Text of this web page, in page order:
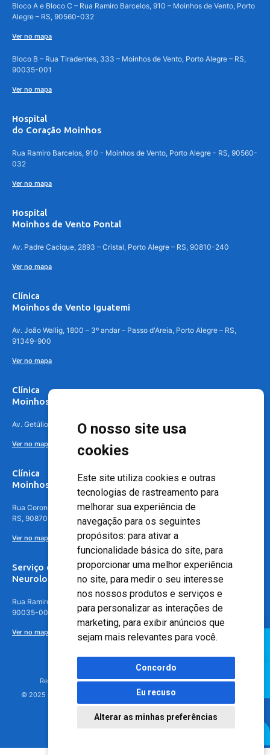
O nosso site usa
cookies
Este site utiliza cookies e outras
tecnologias de rastreamento para
melhorar sua experiência de
navegação para os seguintes
propósitos: para ativar a
funcionalidade básica do site, para
proporcionar uma melhor experiência
no site, para medir o seu interesse
nos nossos produtos e serviços e
para personalizar as interações de
marketing, para exibir anúncios que
sejam mais relevantes para você.
Concordo
Eu recuso
Alterar as minhas preferências
Bloco A e Bloco C – Rua Ramiro Barcelos, 910 – Moinhos de Vento, Porto
Alegre – RS, 90560-032
Ver no mapa
Bloco B – Rua Tiradentes, 333 – Moinhos de Vento, Porto Alegre – RS,
90035-001
Ver no mapa
Hospital
do Coração Moinhos
Rua Ramiro Barcelos, 910 - Moinhos de Vento, Porto Alegre - RS, 90560-
032
Ver no mapa
Hospital
Moinhos de Vento Pontal
Av. Padre Cacique, 2893 – Cristal, Porto Alegre – RS, 90810-240
Ver no mapa
Clínica
Moinhos de Vento Iguatemi
Av. João Wallig, 1800 – 3º andar – Passo d'Areia, Porto Alegre – RS,
91349-900
Ver no mapa
Clínica
Moinhos de Vento Canoas
Av. Getúlio Vargas, 4841 – Centro, Canoas – RS, 92010-010
Ver no mapa
Clínica
Moinhos de Vento - Teresópolis
Rua Coronel Aparício Borges, 250 - 3º andar - Teresópolis, Porto Alegre -
RS, 90870-016
Ver no mapa
Serviço de
Neurologia
Rua Ramiro Barcelos, 630 – 5º andar – Floresta, Porto Alegre – RS,
90035-001
Ver no mapa
Responsável Técnico: Dr. Luiz Antonio Nasi - CREMERS 11217
© 2025 - Hospital Moinhos de Vento - Registro Empresa (CRM-RS): 425